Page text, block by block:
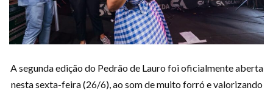
A segunda edição do Pedrão de Lauro foi oficialmente aberta
nesta sexta-feira (26/6), ao som de muito forró e valorizando